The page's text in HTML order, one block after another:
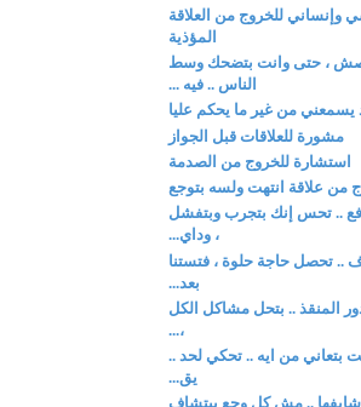
للخروج من العلاقة
المؤذية
، حتى وانت بتضحك وسط
الناس .. فيه ...
يسمعني من غير ما يحكم عليا
مشورة للعلاقات قبل الجواز
استشارة للخروج من الصدمة
من علاقة انتهت ولسه بتوجع
.. تحس إنك بتجرب وبتفشل
، وداي...
.. تحصل حاجة حلوة ، فتستنا
بعد...
المنقذ .. بتحل مشاكل الكل
،...
بتعاني من ايه .. تحكي لحد ..
يق...
.. مش كل وجع بيتشاف